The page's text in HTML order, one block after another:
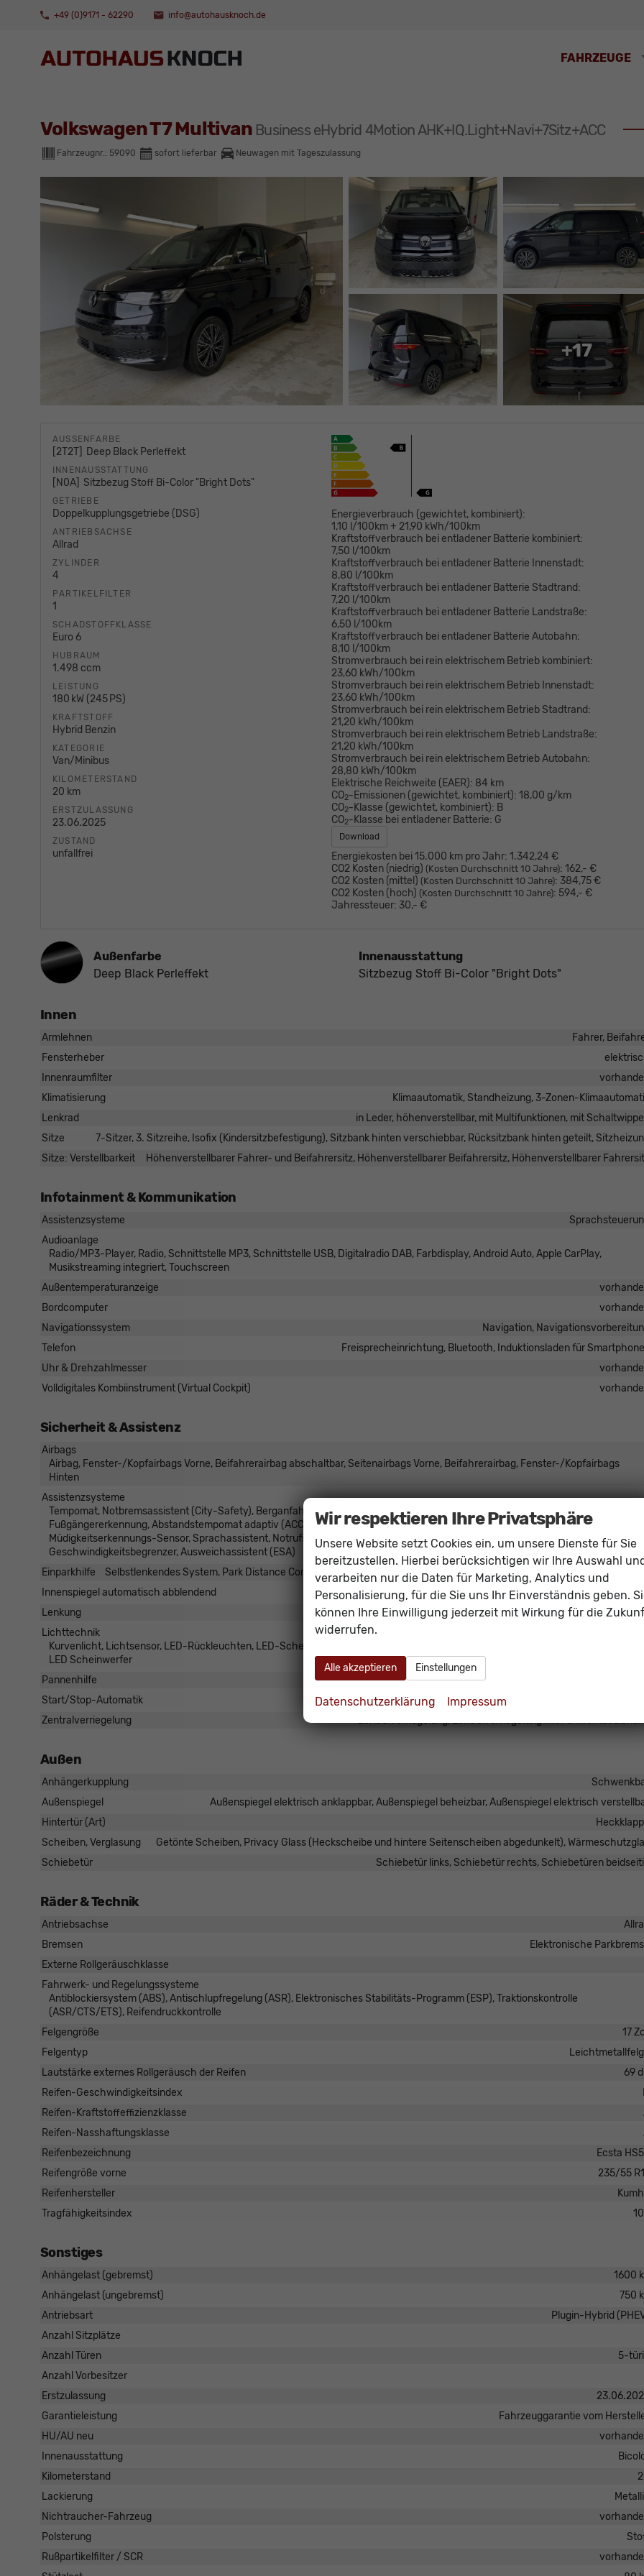
+49 (0)9171 - 62290 info@autohausknoch.de
FAHRZEUGE
Volkswagen T7 Multivan Business eHybrid 4Motion AHK+IQ.Light+Navi+7Sitz+ACC
Fahrzeugnr.: 59090 sofort lieferbar Neuwagen mit Tageszulassung
+17
AUSSENFARBE
2T2T Deep Black Perleffekt
INNENAUSSTATTUNG
N0A Sitzbezug Stoff Bi-Color "Bright Dots"
GETRIEBE
Doppelkupplungsgetriebe (DSG)
ANTRIEBSACHSE
Allrad
ZYLINDER
4
PARTIKELFILTER
1
SCHADSTOFFKLASSE
Euro 6
HUBRAUM
1.498 ccm
LEISTUNG
180 kW (245 PS)
KRAFTSTOFF
Hybrid Benzin
KATEGORIE
Van/Minibus
KILOMETERSTAND
20 km
ERSTZULASSUNG
23.06.2025
ZUSTAND
unfallfrei
Energieverbrauch (gewichtet, kombiniert):
1,10 l/100km + 21,90 kWh/100km
Kraftstoffverbrauch bei entladener Batterie kombiniert:
7,50 l/100km
Kraftstoffverbrauch bei entladener Batterie Innenstadt:
8,80 l/100km
Kraftstoffverbrauch bei entladener Batterie Stadtrand:
7,20 l/100km
Kraftstoffverbrauch bei entladener Batterie Landstraße:
6,50 l/100km
Kraftstoffverbrauch bei entladener Batterie Autobahn:
8,10 l/100km
Stromverbrauch bei rein elektrischem Betrieb kombiniert:
23,60 kWh/100km
Stromverbrauch bei rein elektrischem Betrieb Innenstadt:
23,60 kWh/100km
Stromverbrauch bei rein elektrischem Betrieb Stadtrand:
21,20 kWh/100km
Stromverbrauch bei rein elektrischem Betrieb Landstraße:
21,20 kWh/100km
Stromverbrauch bei rein elektrischem Betrieb Autobahn:
28,80 kWh/100km
Elektrische Reichweite (EAER): 84 km
CO2-Emissionen (gewichtet, kombiniert): 18,00 g/km
CO2-Klasse (gewichtet, kombiniert): B
CO2-Klasse bei entladener Batterie: G
Download
Energiekosten bei 15.000 km pro Jahr: 1.342,24 €
CO2 Kosten (niedrig) (Kosten Durchschnitt 10 Jahre): 162,- €
CO2 Kosten (mittel) (Kosten Durchschnitt 10 Jahre): 384,75 €
CO2 Kosten (hoch) (Kosten Durchschnitt 10 Jahre): 594,- €
Jahressteuer: 30,- €
Außenfarbe
Deep Black Perleffekt
Innenausstattung
Sitzbezug Stoff Bi-Color "Bright Dots"
Innen
Armlehnen
Fahrer,
Fensterheber
Innenraumfilter
Klimatisierung
Klimaautomatik, Standheizung, 3-Zonen-
Lenkrad
in Leder, höhenverstellbar, mit Multifunktionen, mit
Sitze
7-Sitzer, 3. Sitzreihe, Isofix (Kindersitzbefestigung), Sitzbank hinten verschiebbar, Rücksitzbank hinten geteilt,
Sitze: Verstellbarkeit
Höhenverstellbarer Fahrer- und Beifahrersitz, Höhenverstellbarer Beifahrersitz, Höhenverstellbarer
Infotainment & Kommunikation
Assistenzsysteme
Audioanlage
Radio/MP3-Player, Radio, Schnittstelle MP3, Schnittstelle USB, Digitalradio DAB, Farbdisplay, Android Auto, Apple CarPlay,
Musikstreaming integriert, Touchscreen
Außentemperaturanzeige
Bordcomputer
Navigationssystem
Navigation,
Telefon
Freisprecheinrichtung, Bluetooth, Induktionsladen für
Uhr & Drehzahlmesser
Volldigitales Kombiinstrument (Virtual Cockpit)
Sicherheit & Assistenz
Airbags
Airbag, Fenster-/Kopfairbags Vorne, Beifahrerairbag abschaltbar, Seitenairbags Vorne, Beifahrerairbag, Fenster-/Kopfairbags
Hinten
Assistenzsysteme
Tempomat, Notbremsassistent (City-Safety), Berganfahrassistent, Spurhalteassistent, Spurwechselassistent,
Fußgängererkennung, Abstandstempomat adaptiv (ACC), Verkehrzeichenerkennung, Toter-Winkel-Assistent,
Müdigkeitserkennungs-Sensor, Sprachassistent, Notrufsystem, Autonomes Notbremssystem, Abstandswarner,
Geschwindigkeitsbegrenzer, Ausweichassistent (ESA)
Einparkhilfe
Selbstlenkendes System, Park Distance Control vorne, Park Distance Control hinten, Rückfahrkamera, Ausparkassistent
Innenspiegel automatisch abblendend
Lenkung
Lichttechnik
Kurvenlicht, Lichtsensor, LED-Rückleuchten, LED-Scheinwerfer, Fernlichtassistent, LED-Tagfahrlicht, Blendfreies Fernlicht, Voll-
LED Scheinwerfer
Pannenhilfe
Start/Stop-Automatik
Zentralverriegelung
Zentralverriegelung, Zentralverriegelung mit
Außen
Anhängerkupplung
Außenspiegel
Außenspiegel elektrisch anklappbar, Außenspiegel beheizbar, Außenspiegel elektrisch
Hintertür (Art)
Scheiben, Verglasung
Getönte Scheiben, Privacy Glass (Heckscheibe und hintere Seitenscheiben abgedunkelt),
Schiebetür
Schiebetür links, Schiebetür rechts, Schiebetüren
Räder & Technik
Antriebsachse
Bremsen
Elektronische
Externe Rollgeräuschklasse
Fahrwerk- und Regelungssysteme
Antiblockiersystem (ABS), Antischlupfregelung (ASR), Elektronisches Stabilitäts-Programm (ESP), Traktionskontrolle
(ASR/CTS/ETS), Reifendruckkontrolle
Felgengröße
17 Zoll
Felgentyp
Lautstärke externes Rollgeräusch der Reifen
69
Reifen-Geschwindigkeitsindex
Reifen-Kraftstoffeffizienzklasse
Reifen-Nasshaftungsklasse
Reifenbezeichnung
Ecsta
Reifengröße vorne
235/55
Reifenhersteller
Tragfähigkeitsindex
Sonstiges
Anhängelast (gebremst)
1600
Anhängelast (ungebremst)
750
Antriebsart
Plugin-Hybrid
Anzahl Sitzplätze
Anzahl Türen
5-
Anzahl Vorbesitzer
Erstzulassung
Garantieleistung
Fahrzeuggarantie vom
HU/AU neu
Innenausstattung
Kilometerstand
Lackierung
Nichtraucher-Fahrzeug
Polsterung
Rußpartikelfilter / SCR
Wir respektieren Ihre Privatsphäre
Unsere Website setzt Cookies ein, um unsere Dienste für Sie
bereitzustellen. Hierbei berücksichtigen wir Ihre Auswahl
verarbeiten nur die Daten für Marketing, Analytics und
Personalisierung, für die Sie uns Ihr Einverständnis geben.
können Ihre Einwilligung jederzeit mit Wirkung für die
widerrufen.
Alle akzeptieren Einstellungen
Datenschutzerklärung Impressum